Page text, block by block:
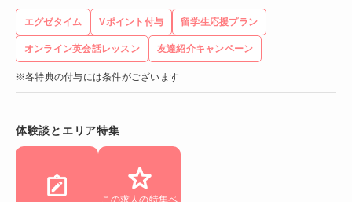
エグゼタイム Vポイント付与 留学生応援プラン
オンライン英会話レッスン 友達紹介キャンペーン
※各特典の付与には条件がございます
体験談とエリア特集
この求人の特集ペ